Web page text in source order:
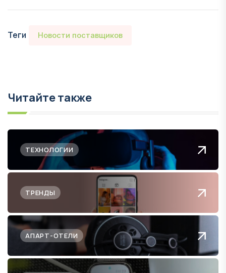
Теги Новости поставщиков
Читайте также
ТЕХНОЛОГИИ
ТРЕНДЫ
АПАРТ-ОТЕЛИ